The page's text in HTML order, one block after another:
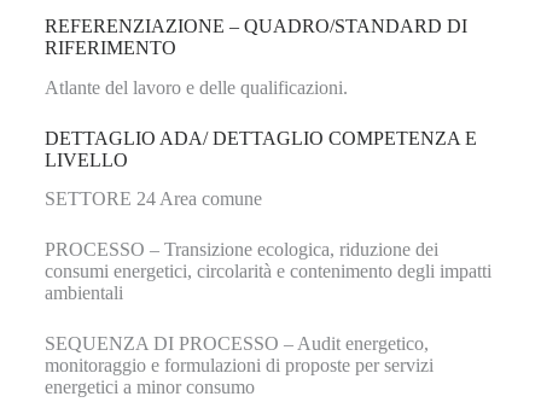
REFERENZIAZIONE – QUADRO/STANDARD DI
RIFERIMENTO
Atlante del lavoro e delle qualificazioni.
DETTAGLIO ADA/ DETTAGLIO COMPETENZA E
LIVELLO
SETTORE 24 Area comune
PROCESSO – Transizione ecologica, riduzione dei
consumi energetici, circolarità e contenimento degli impatti
ambientali
SEQUENZA DI PROCESSO – Audit energetico,
monitoraggio e formulazioni di proposte per servizi
energetici a minor consumo